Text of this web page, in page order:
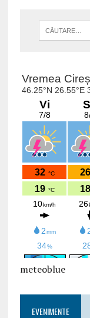
meteoblue
EVENIMENTE